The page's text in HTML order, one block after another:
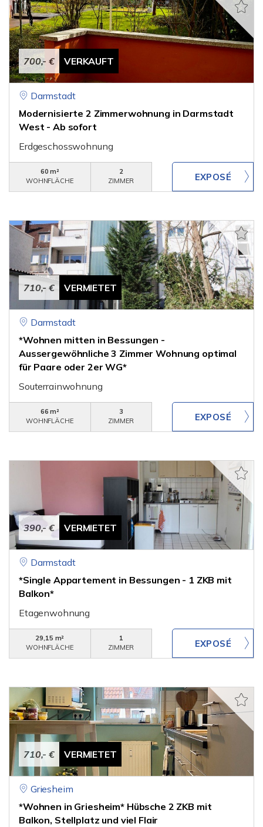
700,- € VERKAUFT
Darmstadt
Modernisierte 2 Zimmerwohnung in Darmstadt
West - Ab sofort
Erdgeschosswohnung
60 m²
WOHNFLÄCHE
2
ZIMMER
710,- € VERMIETET
Darmstadt
*Wohnen mitten in Bessungen -
Aussergewöhnliche 3 Zimmer Wohnung optimal
für Paare oder 2er WG*
Souterrainwohnung
66 m²
WOHNFLÄCHE
3
ZIMMER
390,- € VERMIETET
Darmstadt
*Single Appartement in Bessungen - 1 ZKB mit
Balkon*
Etagenwohnung
29,15 m²
WOHNFLÄCHE
1
ZIMMER
710,- € VERMIETET
Griesheim
*Wohnen in Griesheim* Hübsche 2 ZKB mit
Balkon, Stellplatz und viel Flair